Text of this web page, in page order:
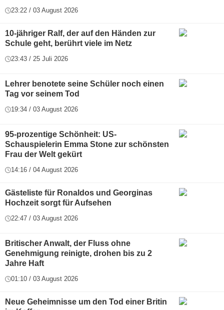
23:22 / 03 August 2026
10-jähriger Ralf, der auf den Händen zur
Schule geht, berührt viele im Netz
23:43 / 25 Juli 2026
Lehrer benotete seine Schüler noch einen
Tag vor seinem Tod
19:34 / 03 August 2026
95-prozentige Schönheit: US-
Schauspielerin Emma Stone zur schönsten
Frau der Welt gekürt
14:16 / 04 August 2026
Gästeliste für Ronaldos und Georginas
Hochzeit sorgt für Aufsehen
22:47 / 03 August 2026
Britischer Anwalt, der Fluss ohne
Genehmigung reinigte, drohen bis zu 2
Jahre Haft
01:10 / 03 August 2026
Neue Geheimnisse um den Tod einer Britin